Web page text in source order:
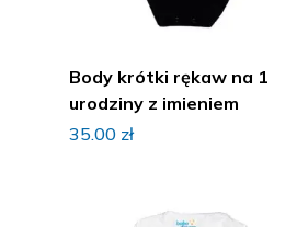
Body krótki rękaw na 1
urodziny z imieniem
35.00 zł